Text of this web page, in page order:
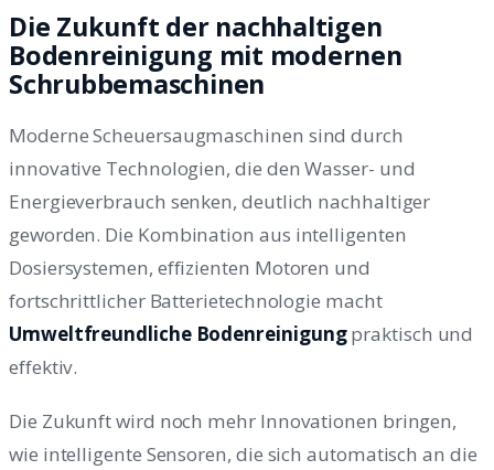
Die Zukunft der nachhaltigen
Bodenreinigung mit modernen
Schrubbemaschinen
Moderne Scheuersaugmaschinen sind durch
innovative Technologien, die den Wasser- und
Energieverbrauch senken, deutlich nachhaltiger
geworden. Die Kombination aus intelligenten
Dosiersystemen, effizienten Motoren und
fortschrittlicher Batterietechnologie macht
Umweltfreundliche Bodenreinigungpraktisch und
effektiv.
Die Zukunft wird noch mehr Innovationen bringen,
wie intelligente Sensoren, die sich automatisch an die